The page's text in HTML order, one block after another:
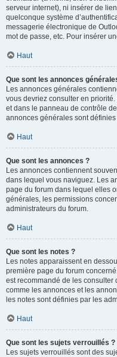
serveur internet), ni insérer de
quelconque système
messagerie électronique de
mot de passe, etc. Pour insérer
Haut
Que sont les annonces
Les annonces générales
vous devriez consulter en
et dans le panneau de contrôle
annonces générales sont
Haut
Que sont les annonces ?
Les annonces contiennent
dans lequel vous naviguez. Les
page du forum dans lequel elles
générales, les permissions
administrateurs du forum.
Haut
Que sont les notes ?
Les notes apparaissent en
première page du forum
est recommandé de les consulter
comme les annonces et les
les notes sont définies par les
Haut
Que sont les sujets verrouillés ?
Les sujets verrouillés sont des